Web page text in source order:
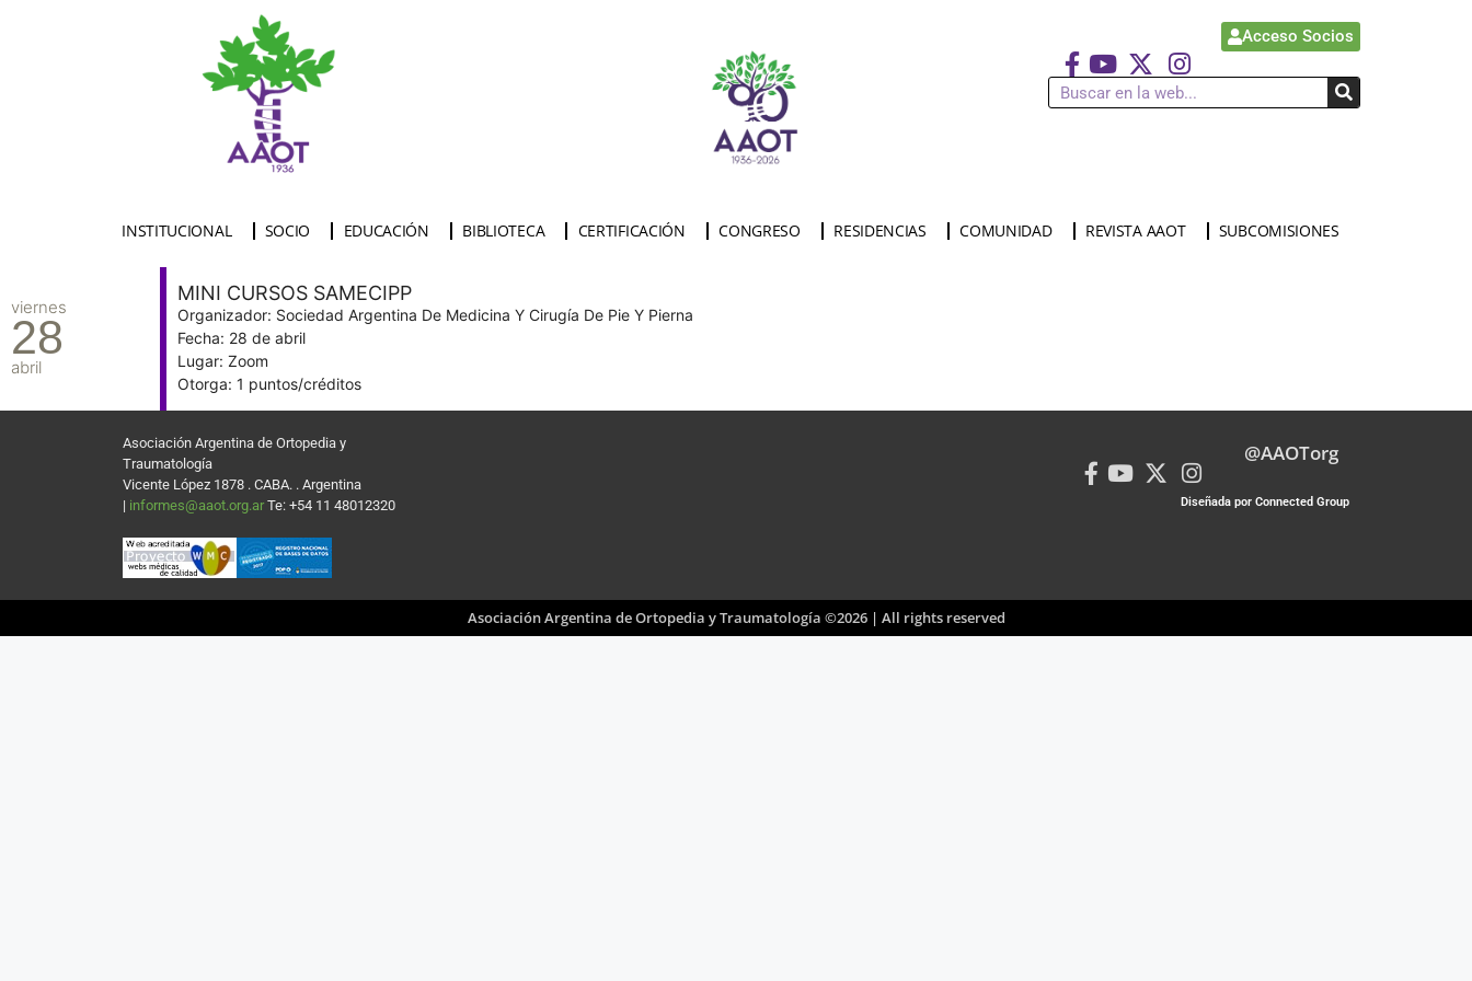
Acceso Socios
INSTITUCIONAL SOCIO EDUCACIÓN BIBLIOTECA CERTIFICACIÓN CONGRESO RESIDENCIAS COMUNIDAD REVISTA AAOT SUBCOMISIONES
viernes
28
abril
MINI CURSOS SAMECIPP
Organizador: Sociedad Argentina De Medicina Y Cirugía De Pie Y Pierna
Fecha: 28 de abril
Lugar: Zoom
Otorga: 1 puntos/créditos
Asociación Argentina de Ortopedia y
Traumatología
Vicente López 1878 . CABA. . Argentina
| informes@aaot.org.ar Te: +54 11 48012320
@AAOTorg
Diseñada por Connected Group
Asociación Argentina de Ortopedia y Traumatología ©2026 | All rights reserved